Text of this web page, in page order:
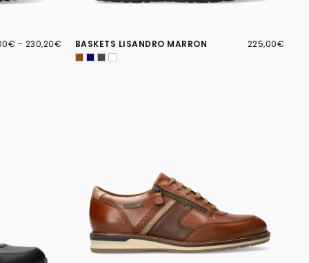
- PRIX
230,20€ BASKETS LISANDRO MARRON 225,00€
PRIX
225,00€